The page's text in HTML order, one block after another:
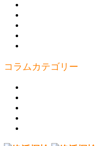
コラムカテゴリー